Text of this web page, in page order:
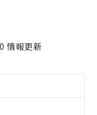
情報更新